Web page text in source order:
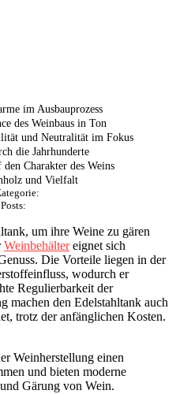
im Ausbauprozess
des Weinbaus in Ton
und Neutralität im Fokus
die Jahrhunderte
Charakter des Weins
und Vielfalt
um ihre Weine zu gären
Weinbehältereignet sich
Die Vorteile liegen in der
wodurch er
Regulierbarkeit der
machen den Edelstahltank auch
trotz der anfänglichen Kosten.
Weinherstellung einen
und bieten moderne
Gärung von Wein.